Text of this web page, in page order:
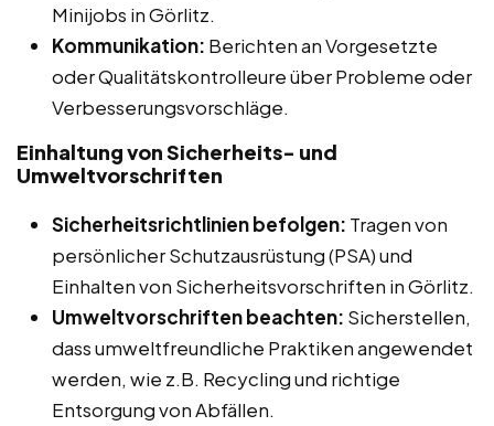
Minijobs in Görlitz.
Kommunikation: Berichten an Vorgesetzte
oder Qualitätskontrolleure über Probleme oder
Verbesserungsvorschläge.
Einhaltung von Sicherheits- und
Umweltvorschriften
Sicherheitsrichtlinien befolgen: Tragen von
persönlicher Schutzausrüstung (PSA) und
Einhalten von Sicherheitsvorschriften in Görlitz.
Umweltvorschriften beachten: Sicherstellen,
dass umweltfreundliche Praktiken angewendet
werden, wie z.B. Recycling und richtige
Entsorgung von Abfällen.